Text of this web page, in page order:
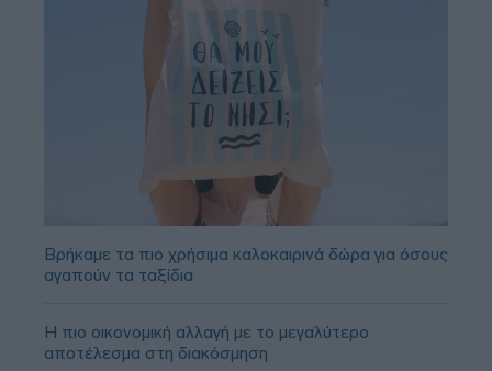
Βρήκαμε τα πιο χρήσιμα καλοκαιρινά δώρα για όσους
αγαπούν τα ταξίδια
Η πιο οικονομική αλλαγή με το μεγαλύτερο
αποτέλεσμα στη διακόσμηση